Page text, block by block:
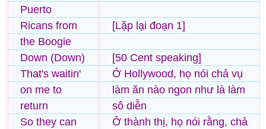
Puerto
Ricans from
the Boogie
Down (Down)
That's waitin'
on me to
return
So they can
[Lặp lại đoạn 1]
[50 Cent speaking]
Ở Hollywood, họ nói chả vụ
làm ăn nào ngon như là làm
sô diễn
Ở thành thị, họ nói rằng, chả